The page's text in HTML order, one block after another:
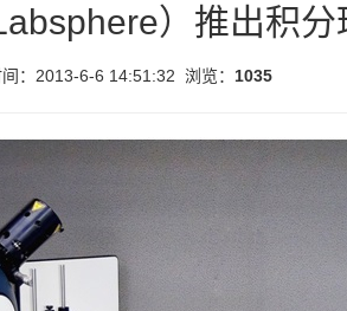
）推出积
间：2013-6-6 14:51:32 浏览： 1035